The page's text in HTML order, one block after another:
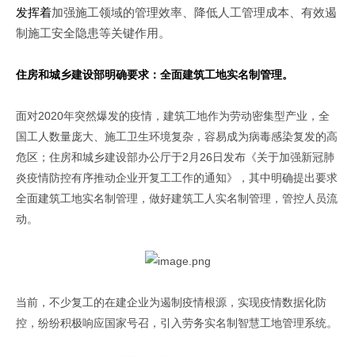
发挥着加强施工领域的管理效率、降低人工管理成本、有效遏
制施工安全隐患等关键作用。
住房和城乡建设部明确要求：全面建筑工地实名制管理。
面对2020年突然爆发的疫情，建筑工地作为劳动密集型产业，全
国工人数量庞大、施工卫生环境复杂，容易成为病毒感染复发的高
危区；住房和城乡建设部办公厅于2月26日发布《关于加强新冠肺
炎疫情防控有序推动企业开复工工作的通知》，其中明确提出要求
全面建筑工地实名制管理，做好建筑工人实名制管理，管控人员流
动。
当前，不少复工的在建企业为遏制疫情根源，实现疫情数据化防
控，纷纷积极响应国家号召，引入劳务实名制智慧工地管理系统。